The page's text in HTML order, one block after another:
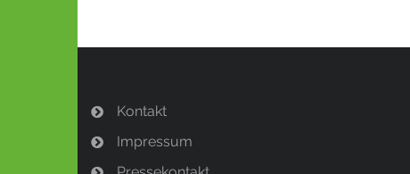
Kontakt
Impressum